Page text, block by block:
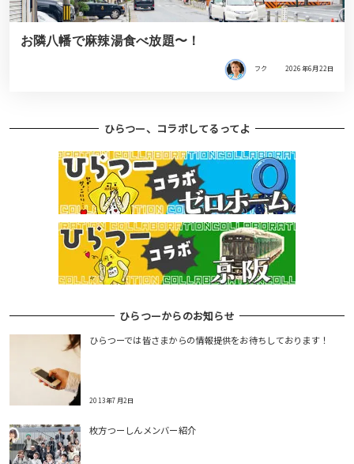
お隣八幡で麻辣湯食べ放題〜！
フク 2026年6月22日
ひらつー、コラボしてるってよ
ひらつーからのお知らせ
ひらつーでは皆さまからの情報提供をお待ちしております！
2013年7月2日
枚方つーしんメンバー紹介